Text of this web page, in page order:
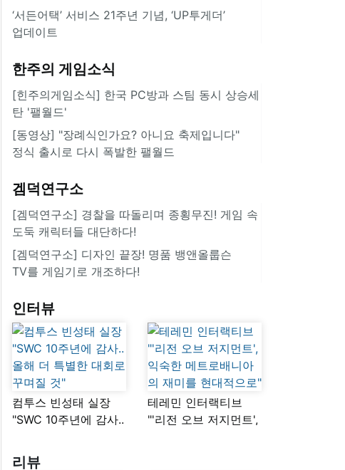
‘서든어택’ 서비스 21주년 기념, ‘UP투게더’
업데이트
한주의 게임소식
[힌주의게임소식] 한국 PC방과 스팀 동시 상승세
탄 '팰월드'
[동영상] "장례식인가요? 아니요 축제입니다"
정식 출시로 다시 폭발한 팰월드
겜덕연구소
[겜덕연구소] 경찰을 따돌리며 종횡무진! 게임 속
도둑 캐릭터들 대단하다!
[겜덕연구소] 디자인 끝장! 명품 뱅앤올룹슨
TV를 게임기로 개조하다!
인터뷰
컴투스 빈성태 실장
"SWC 10주년에 감사..
꾸며질 것"
테레민 인터랙티브
"'리전 오브 저지먼트',
리뷰